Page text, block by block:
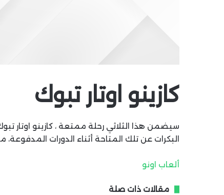
كازينو اوتار تبوك
سيضمن هذا الثلاثي رحلة ممتعة ، كازينو اوتار
البكرات عن تلك المتاحة أثناء الدورات المدفوعة،
ألعاب اونو
مقالات ذات صلة